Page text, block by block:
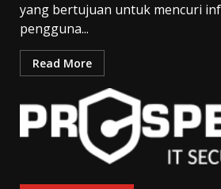
yang bertujuan untuk mencuri
pengguna...
Read More